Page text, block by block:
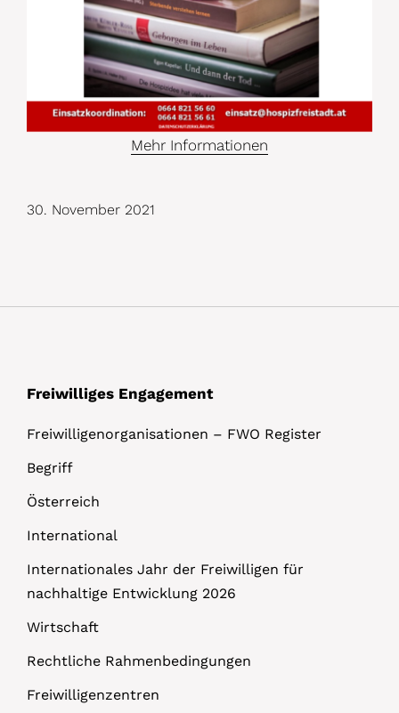
Mehr Informationen
30. November 2021
Freiwilliges Engagement
Freiwilligenorganisationen – FWO Register
Begriff
Österreich
International
Internationales Jahr der Freiwilligen für
nachhaltige Entwicklung 2026
Wirtschaft
Rechtliche Rahmenbedingungen
Freiwilligenzentren